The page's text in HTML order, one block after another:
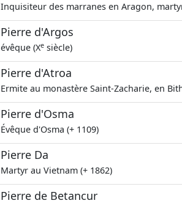
Inquisiteur des marranes en Aragon,
Pierre d'Argos
évêque (Xe siècle)
Pierre d'Atroa
Ermite au monastère Saint-Zacharie, en
Pierre d'Osma
Évêque d'Osma (+ 1109)
Pierre Da
Martyr au Vietnam (+ 1862)
Pierre de Betancur